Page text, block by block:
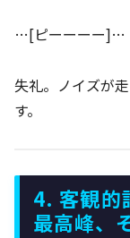
…[ピーーーー]…
失礼。ノイズが
す。
4. 客観的
最高峰、